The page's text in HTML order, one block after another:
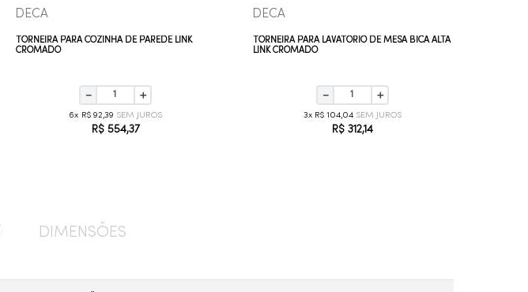
DECA
TORNEIRA PARA COZINHA DE PAREDE LINK
CROMADO
＋
－
6 R$ 92,39
R$ 554,37
DECA
TORNEIRA PARA LAVATÓRIO DE MESA BICA ALTA
LINK CROMADO
＋
－
3 R$ 104,04
R$ 312,14
DIMENSÕES